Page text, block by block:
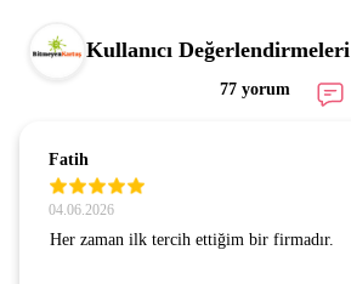
Kullanıcı Değerlendirmeleri
77 yorum
Fatih
04.06.2026
Her zaman ilk tercih ettiğim bir firmadır.